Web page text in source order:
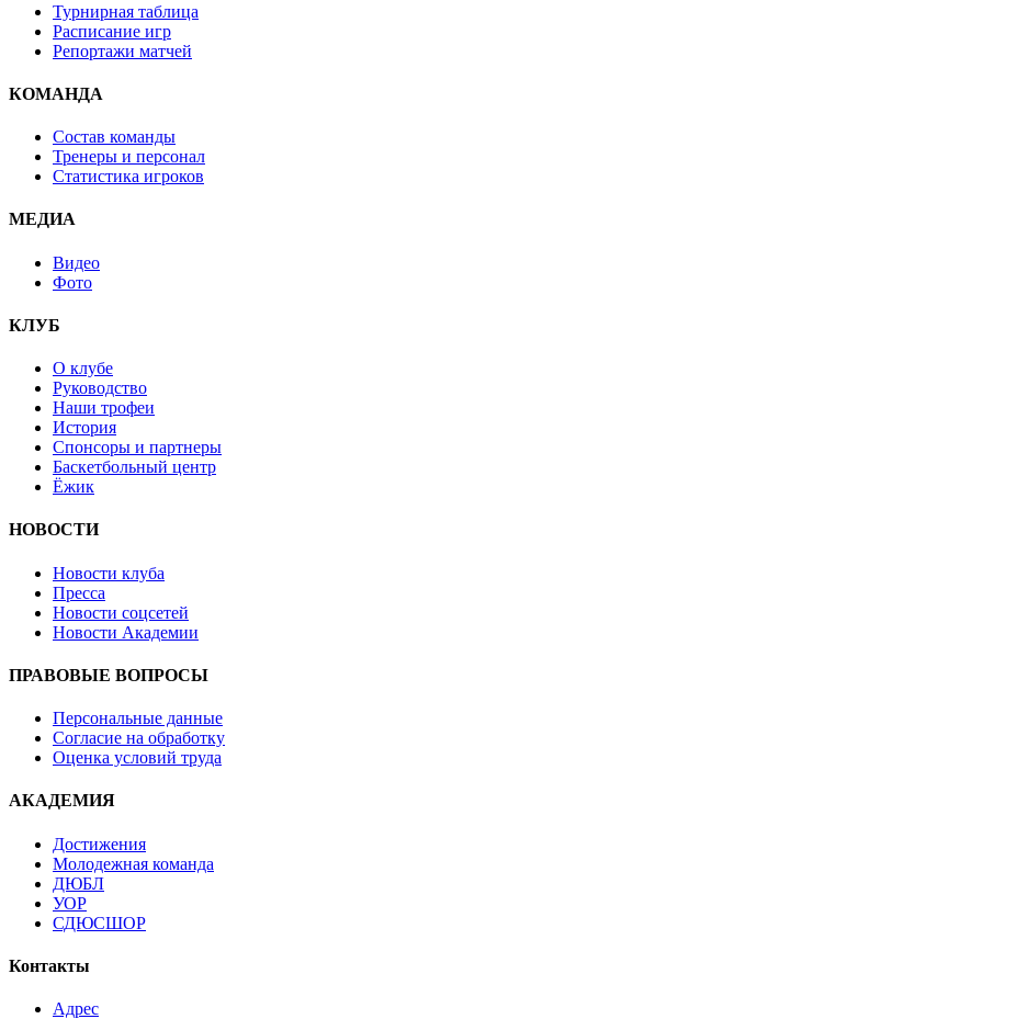
Турнирная таблица
Расписание игр
Репортажи матчей
КОМАНДА
Состав команды
Тренеры и персонал
Статистика игроков
МЕДИА
Видео
Фото
КЛУБ
О клубе
Руководство
Наши трофеи
История
Спонсоры и партнеры
Баскетбольный центр
Ёжик
НОВОСТИ
Новости клуба
Пресса
Новости соцсетей
Новости Академии
ПРАВОВЫЕ ВОПРОСЫ
Персональные данные
Согласие на обработку
Оценка условий труда
АКАДЕМИЯ
Достижения
Молодежная команда
ДЮБЛ
УОР
СДЮСШОР
Контакты
Адрес